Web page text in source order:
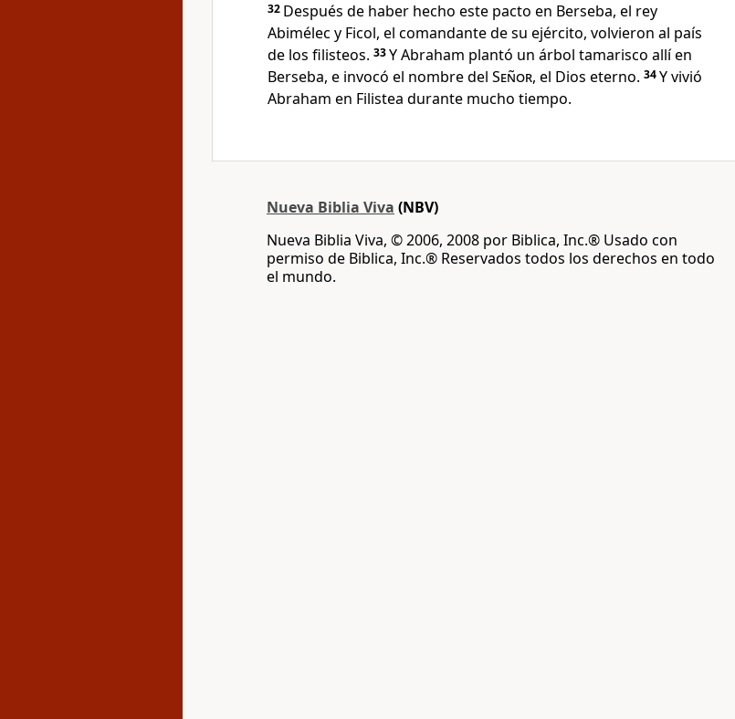
32 Después de haber hecho este pacto en Berseba, el rey
Abimélec y Ficol, el comandante de su ejército, volvieron al país
de los filisteos. 33Y Abraham plantó un árbol tamarisco allí en
Berseba, e invocó el nombre del Señor, el Dios eterno. 34Y vivió
Abraham en Filistea durante mucho tiempo.
Nueva Biblia Viva (NBV)
Nueva Biblia Viva, © 2006, 2008 por Biblica, Inc.® Usado con
permiso de Biblica, Inc.® Reservados todos los derechos en todo
el mundo.